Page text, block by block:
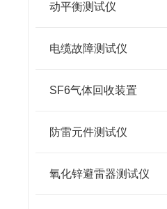
动平衡测试仪
电缆故障测试仪
SF6气体回收装置
防雷元件测试仪
氧化锌避雷器测试仪